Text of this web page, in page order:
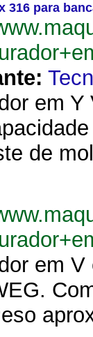
316 para
em
de
em